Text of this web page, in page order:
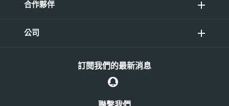
合作夥伴
公司
訂閱我們的最新消息